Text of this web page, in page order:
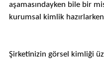
aşamasındayken bile bir
kurumsal kimlik
Şirketinizin görsel kimliği